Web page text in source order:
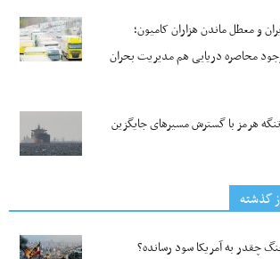
و معطل ماندن هزاران کامیون؛
محاصره دریایی هم مدیریت بحران
هرمز با گسترش مسیرهای جایگزین
چقدر به آمریکا سود رسانده؟